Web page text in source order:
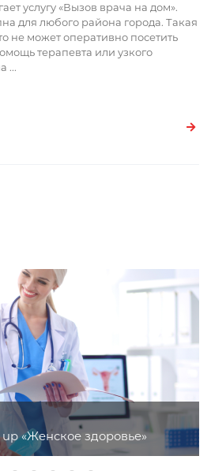
услугу «Вызов врача на дом».
для любого района города. Такая
не может оперативно посетить
терапевта или узкого
...
«Женское здоровье»